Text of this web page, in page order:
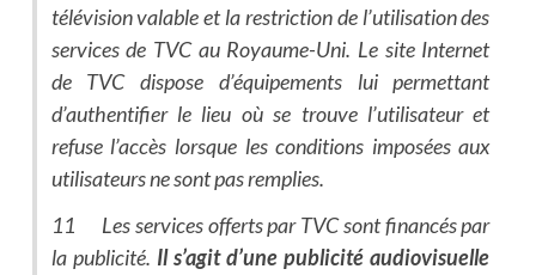
télévision valable et la restriction de l’utilisation des
services de TVC au Royaume-Uni. Le site Internet
de TVC dispose d’équipements lui permettant
d’authentifier le lieu où se trouve l’utilisateur et
refuse l’accès lorsque les conditions imposées aux
utilisateurs ne sont pas remplies.
11 Les services offerts par TVC sont financés par
la publicité. Il s’agit d’une publicité audiovisuelle